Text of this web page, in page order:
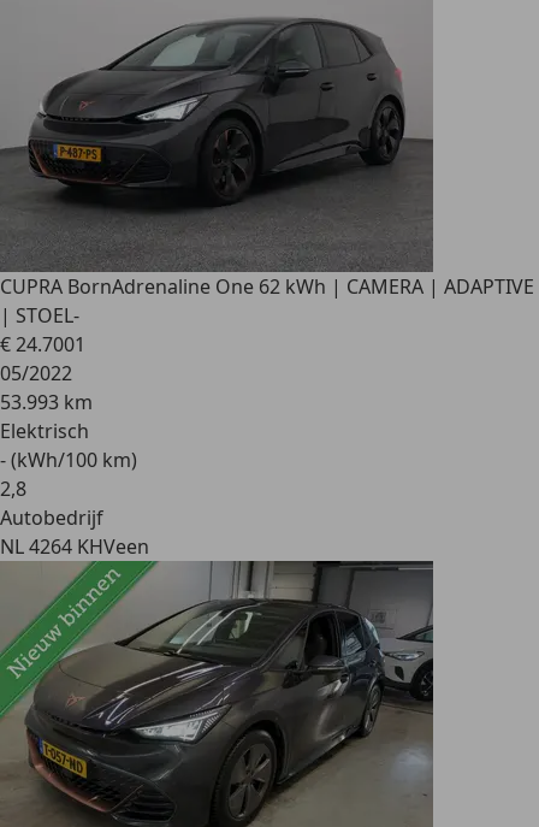
CUPRA BornAdrenaline One 62 kWh | CAMERA | ADAPTIVE
| STOEL-
€ 24.7001
05/2022
53.993 km
Elektrisch
- (kWh/100 km)
2,8
Autobedrijf
NL 4264 KHVeen